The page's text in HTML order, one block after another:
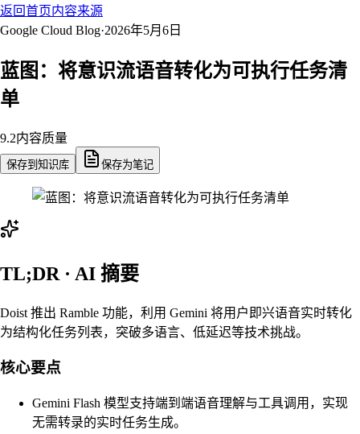
返回首页内容来源
Google Cloud Blog·2026年5月6日
蓝图：将意识流语音转化为可执行任务清
单
9.2内容质量
保存到知识库 保存为笔记
TL;DR · AI 摘要
Doist 推出 Ramble 功能，利用 Gemini 将用户即兴语音实时转化
为结构化任务列表，突破多语言、低延迟等技术挑战。
核心要点
Gemini Flash 模型支持端到端语音理解与工具调用，实现
无需转录的实时任务生成。